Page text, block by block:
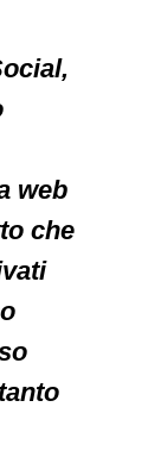
web
che